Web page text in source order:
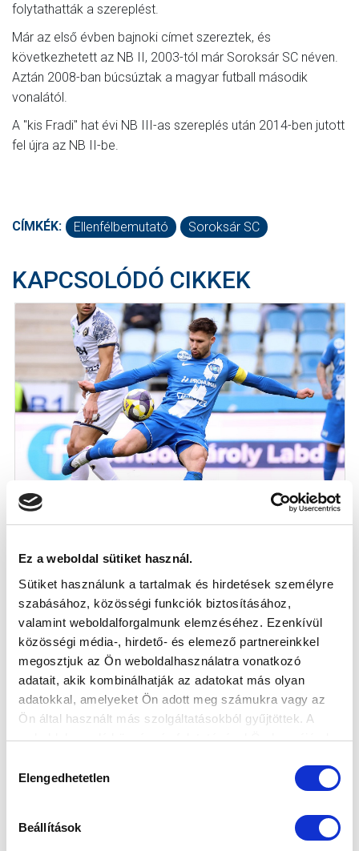
Ez a weboldal sütiket használ.
Sütiket használunk a tartalmak és hirdetések személyre
szabásához, közösségi funkciók biztosításához,
valamint weboldalforgalmunk elemzéséhez. Ezenkívül
közösségi média-, hirdető- és elemező partnereinkkel
megosztjuk az Ön weboldalhasználatra vonatkozó
adatait, akik kombinálhatják az adatokat más olyan
adatokkal, amelyeket Ön adott meg számukra vagy az
Ön által használt más szolgáltatásokból gyűjtöttek. A
weboldalon való böngészés folytatásával Ön hozzájárul a
kiválasztása
Elengedhetetlen
Beállítások
folytathatták a szereplést.
Már az első évben bajnoki címet szereztek, és
következhetett az NB II, 2003-tól már Soroksár SC néven.
Aztán 2008-ban búcsúztak a magyar futball második
vonalától.
A "kis Fradi" hat évi NB III-as szereplés után 2014-ben jutott
fel újra az NB II-be.
CÍMKÉK: Ellenfélbemutató Soroksár SC
KAPCSOLÓDÓ CIKKEK
A PUSKÁS AKADÉMIA ELLEN FOLYTATJUK
A BAJNOKSÁGOT - BEMUTATJUK
2026-08-04
17:30-kor a Puskás Akadémia FC...